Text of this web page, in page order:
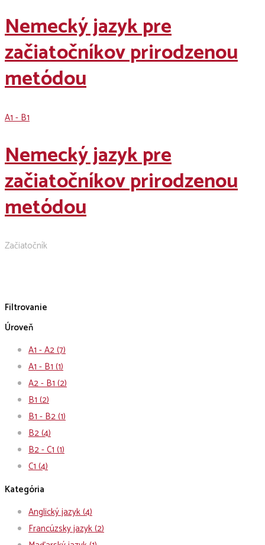
Nemecký jazyk pre
začiatočníkov prirodzenou
metódou
A1 - B1
Nemecký jazyk pre
začiatočníkov prirodzenou
metódou
Začiatočník
Filtrovanie
Úroveň
A1 - A2(7)
A1 - B1(1)
A2 - B1(2)
B1(2)
B1 - B2(1)
B2(4)
B2 - C1(1)
C1(4)
Kategória
Anglický jazyk(4)
Francúzsky jazyk(2)